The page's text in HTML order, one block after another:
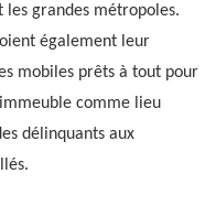
les grandes métropoles.
également leur
mobiles prêts à tout pour
comme lieu
délinquants aux